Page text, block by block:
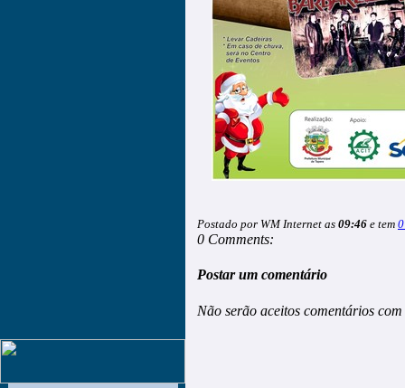
Postado por WM Internet as 09:46 e tem
0 Comments:
Postar um comentário
Não serão aceitos comentários